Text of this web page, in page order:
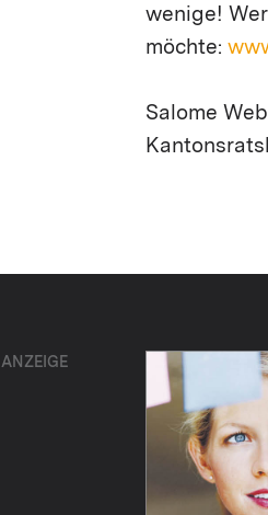
wenige!
möchte:
Salome
ANZEIGE